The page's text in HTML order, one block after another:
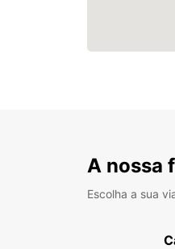
A nossa
Escolha a sua